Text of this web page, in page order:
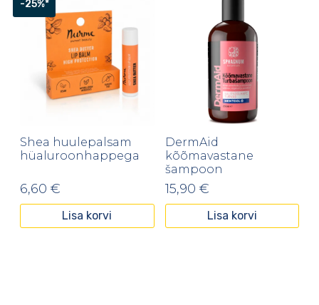
-25%*
Shea huulepalsam
hüaluroonhappega
6,60 €
Lisa korvi
DermAid
kõõmavastane
šampoon
15,90 €
Lisa korvi